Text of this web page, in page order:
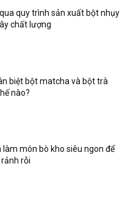
quy trình sản xuất bột nhụy
chất lượng
biệt bột matcha và bột trà
nào?
làm món bò kho siêu ngon để
rỗi